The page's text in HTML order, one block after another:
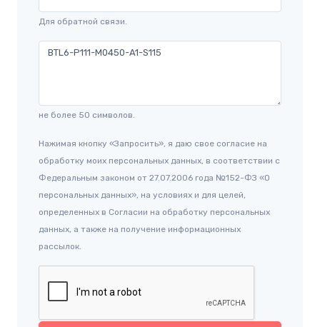
Для обратной связи.
не более 50 символов.
Нажимая кнопку «Запросить», я даю свое согласие на
обработку моих персональных данных, в соответствии с
Федеральным законом от 27.07.2006 года №152-ФЗ «О
персональных данных», на условиях и для целей,
определенных в Согласии на обработку персональных
данных, а также на получение информационных
рассылок.